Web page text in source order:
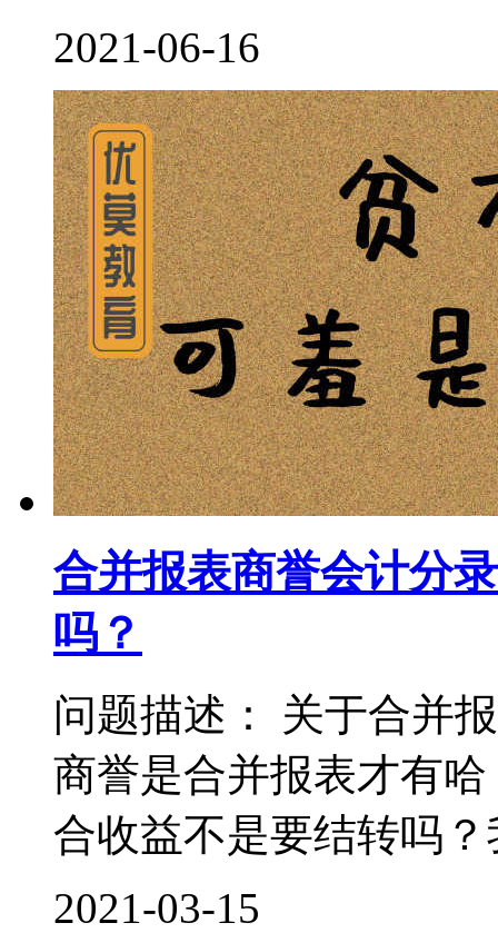
2021-06-16
合并报表商誉会计分
吗？
问题描述： 关于合并
商誉是合并报表才有
合收益不是要结转吗
2021-03-15